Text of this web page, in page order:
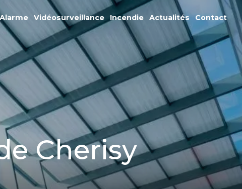
Vidéosurveillance Incendie Actualités Contact
Cherisy